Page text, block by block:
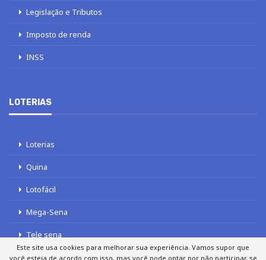
Legislação e Tributos
Imposto de renda
INSS
LOTERIAS
Loterias
Quina
Lotofácil
Mega-Sena
Tele sena
Este site usa cookies para melhorar sua experiência. Vamos supor que
você esteja de acordo com isso, mas você pode optar por não participar, se